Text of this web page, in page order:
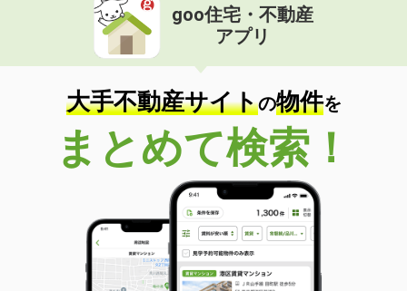
goo住宅・不動産
アプリ
大手不動産サイトの物件を
まとめて検索！